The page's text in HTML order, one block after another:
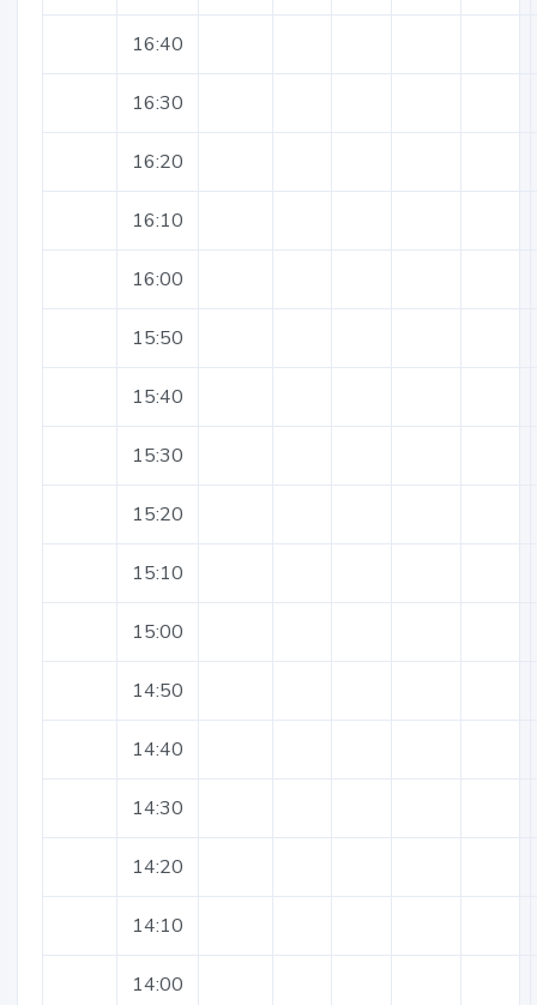
16:40
16:30
16:20
16:10
16:00
15:50
15:40
15:30
15:20
15:10
15:00
14:50
14:40
14:30
14:20
14:10
14:00